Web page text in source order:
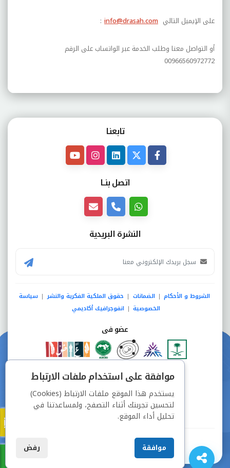
على الإيميل التالي info@drasah.com
:
أو التواصل معنا وطلب الخدمة عبر الواتساب على الرقم
00966560972772
تابعنـا
اتصل بنــا
النشرة البريدية
الشروط و الأحكام | الضمانات | حقوق الملكية الفكرية والنشر | سياسة
الخصوصية | انفوجرافيك أكاديمي
عضو فى
دفع آمن من خلال
جميع الحقوق محفوظة © شركة دراسة
موافقة على استخدام ملفات الارتباط
يستخدم هذا الموقع ملفات الارتباط (Cookies)
لتحسين تجربتك أثناء التصفح، ولمساعدتنا في
تحليل أداء الموقع.
موافقة رفض